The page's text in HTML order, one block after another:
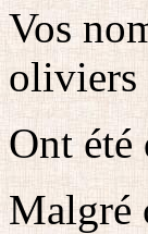
Vos
oliviers
Ont été
Malgré